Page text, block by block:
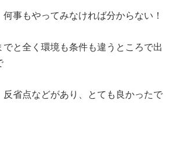
事もやってみなければ分からない！
と全く環境も条件も違うところで出
反省点などがあり、とても良かったで